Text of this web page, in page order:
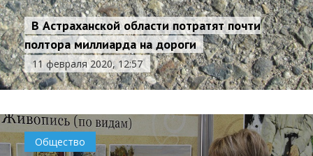
В Астраханской области потратят почти
полтора миллиарда на дороги
11 февраля 2020, 12:57
Общество